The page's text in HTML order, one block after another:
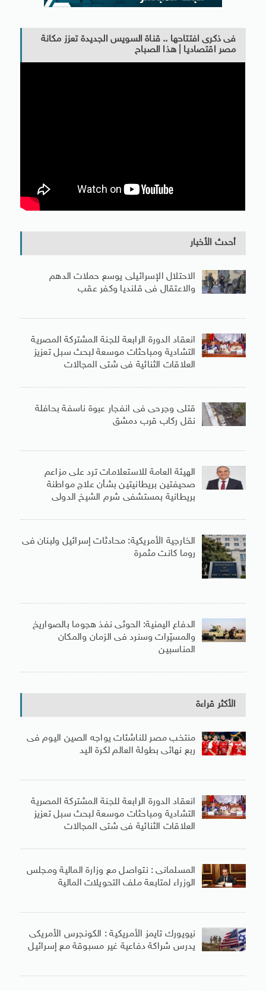
فى ذكرى افتتاحها .. قناة السويس الجديدة تعزز مكانة
مصر اقتصاديا | هذا الصباح
أحدث الأخبار
الاحتلال الإسرائيلى يوسع حملات الدهم
والاعتقال فى قلنديا وكفر عقب
انعقاد الدورة الرابعة للجنة المشتركة المصرية
التشادية ومباحثات موسعة لبحث سبل تعزيز
العلاقات الثنائية فى شتى المجالات
قتلى وجرحى فى انفجار عبوة ناسفة بحافلة
نقل ركاب قرب دمشق
الهيئة العامة للاستعلامات ترد على مزاعم
صحيفتين بريطانيتين بشأن علاج مواطنة
بريطانية بمستشفى شرم الشيخ الدولى
الخارجية الأمريكية: محادثات إسرائيل ولبنان فى
روما كانت مثمرة
الدفاع اليمنية: الحوثى نفذ هجوما بالصواريخ
والمسيّرات وسنرد فى الزمان والمكان
المناسبين
الأكثر قراءة
منتخب مصر للناشئات يواجه الصين اليوم فى
ربع نهائى بطولة العالم لكرة اليد
انعقاد الدورة الرابعة للجنة المشتركة المصرية
التشادية ومباحثات موسعة لبحث سبل تعزيز
العلاقات الثنائية فى شتى المجالات
المسلمانى : نتواصل مع وزارة المالية ومجلس
الوزراء لمتابعة ملف التحويلات المالية
نيويورك تايمز الأمريكية : الكونجرس الأمريكى
يدرس شراكة دفاعية غير مسبوقة مع إسرائيل